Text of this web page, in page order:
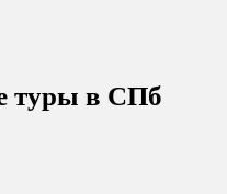
туры в СПб